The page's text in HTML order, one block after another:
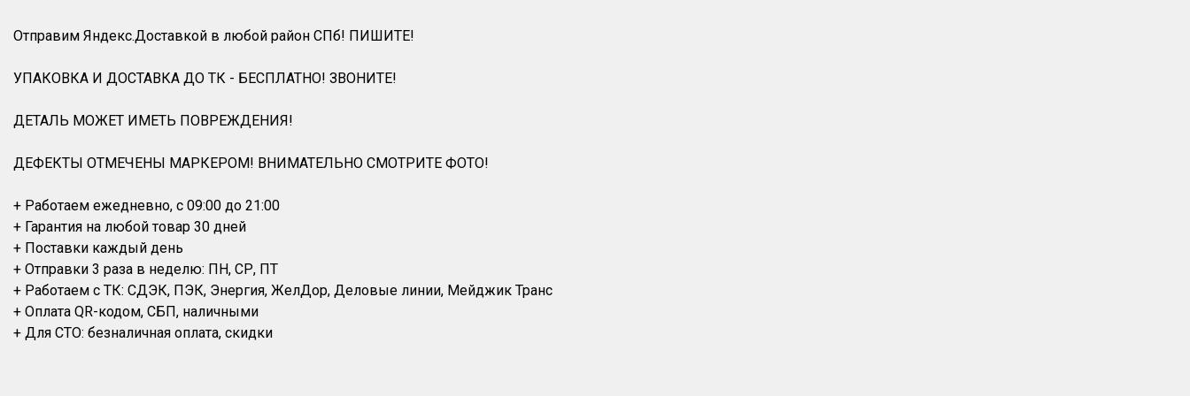
Отправим Яндекс.Доставкой в любой район СПб! ПИШИТЕ!
УПАКОВКА И ДОСТАВКА ДО ТК - БЕСПЛАТНО! ЗВОНИТЕ!
ДЕТАЛЬ МОЖЕТ ИМЕТЬ ПОВРЕЖДЕНИЯ!
ДЕФЕКТЫ ОТМЕЧЕНЫ МАРКЕРОМ! ВНИМАТЕЛЬНО СМОТРИТЕ ФОТО!
+ Работаем ежедневно, с 09:00 до 21:00
+ Гарантия на любой товар 30 дней
+ Поставки каждый день
+ Отправки 3 раза в неделю: ПН, СР, ПТ
+ Работаем с ТК: СДЭК, ПЭК, Энергия, ЖелДор, Деловые линии, Мейджик Транс
+ Оплата QR-кодом, СБП, наличными